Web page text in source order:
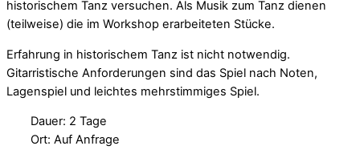
historischem Tanz versuchen. Als Musik zum Tanz dienen
(teilweise) die im Workshop erarbeiteten Stücke.
Erfahrung in historischem Tanz ist nicht notwendig.
Gitarristische Anforderungen sind das Spiel nach Noten,
Lagenspiel und leichtes mehrstimmiges Spiel.
Dauer: 2 Tage
Ort: Auf Anfrage